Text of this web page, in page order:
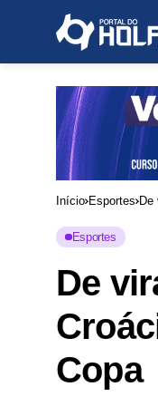
Início Esportes De
Esportes
De
Copa